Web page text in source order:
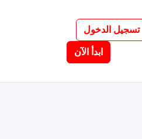
تسجيل الدخول
ابدأ الآن